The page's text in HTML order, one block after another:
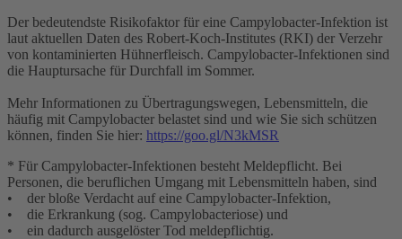
Der bedeutendste Risikofaktor für eine Campylobacter-Infektion ist
laut aktuellen Daten des Robert-Koch-Institutes (RKI) der Verzehr
von kontaminierten Hühnerfleisch. Campylobacter-Infektionen sind
die Hauptursache für Durchfall im Sommer.
Mehr Informationen zu Übertragungswegen, Lebensmitteln, die
häufig mit Campylobacter belastet sind und wie Sie sich schützen
können, finden Sie hier: https://goo.gl/N3kMSR
* Für Campylobacter-Infektionen besteht Meldepflicht. Bei
Personen, die beruflichen Umgang mit Lebensmitteln haben, sind
• der bloße Verdacht auf eine Campylobacter-Infektion,
• die Erkrankung (sog. Campylobacteriose) und
• ein dadurch ausgelöster Tod meldepflichtig.